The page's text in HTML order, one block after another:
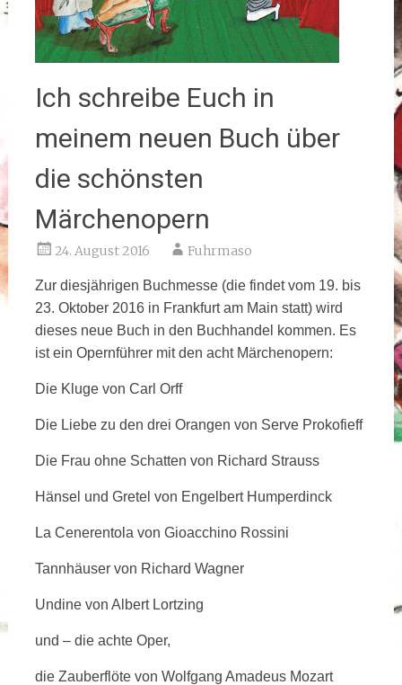
Ich schreibe Euch in
meinem neuen Buch über
die schönsten
Märchenopern
24. August 2016 Fuhrmaso
Zur diesjährigen Buchmesse (die findet vom 19. bis
23. Oktober 2016 in Frankfurt am Main statt) wird
dieses neue Buch in den Buchhandel kommen. Es
ist ein Opernführer mit den acht Märchenopern:
Die Kluge von Carl Orff
Die Liebe zu den drei Orangen von Serve Prokofieff
Die Frau ohne Schatten von Richard Strauss
Hänsel und Gretel von Engelbert Humperdinck
La Cenerentola von Gioacchino Rossini
Tannhäuser von Richard Wagner
Undine von Albert Lortzing
und – die achte Oper,
die Zauberflöte von Wolfgang Amadeus Mozart